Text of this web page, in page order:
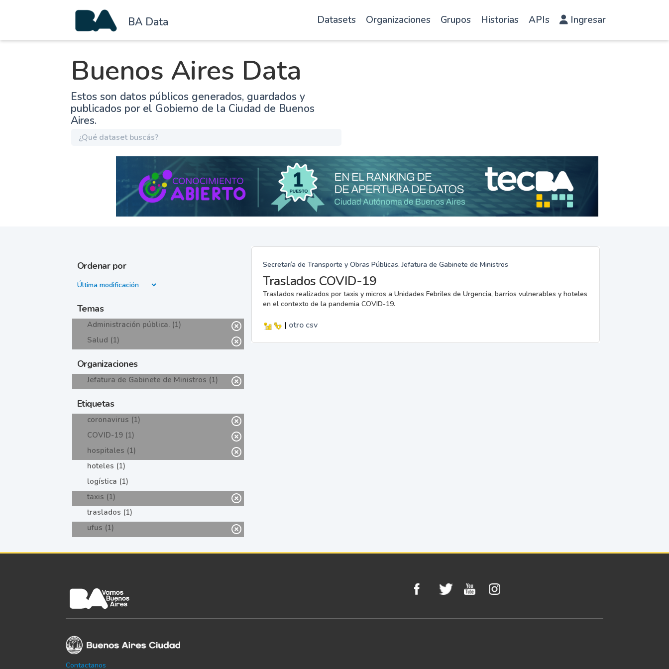
BA Data Datasets Organizaciones Grupos Historias APIs Ingresar
Buenos Aires Data
Estos son datos públicos generados, guardados y
publicados por el Gobierno de la Ciudad de Buenos
Aires.
Ordenar por
Temas
Administración pública. (1)
Salud (1)
Organizaciones
Jefatura de Gabinete de Ministros (1)
Etiquetas
coronavirus (1)
COVID-19 (1)
hospitales (1)
hoteles (1)
logística (1)
taxis (1)
traslados (1)
ufus (1)
Secretaría de Transporte y Obras Públicas. Jefatura de Gabinete de Ministros
Traslados COVID-19
Traslados realizados por taxis y micros a Unidades Febriles de Urgencia, barrios vulnerables y hoteles
en el contexto de la pandemia COVID-19.
| otro csv
Contactanos